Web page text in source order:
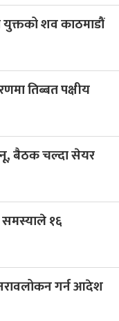
युक्तको शव काठमाडौं
तिब्बत पक्षीय
बैठक चल्दा सेयर
समस्याले १६
गर्न आदेश